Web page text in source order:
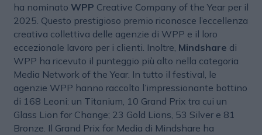
ha nominato WPP Creative Company of the Year per il
2025. Questo prestigioso premio riconosce l’eccellenza
creativa collettiva delle agenzie di WPP e il loro
eccezionale lavoro per i clienti. Inoltre, Mindshare di
WPP ha ricevuto il punteggio più alto nella categoria
Media Network of the Year. In tutto il festival, le
agenzie WPP hanno raccolto l’impressionante bottino
di 168 Leoni: un Titanium, 10 Grand Prix tra cui un
Glass Lion for Change; 23 Gold Lions, 53 Silver e 81
Bronze. Il Grand Prix for Media di Mindshare ha